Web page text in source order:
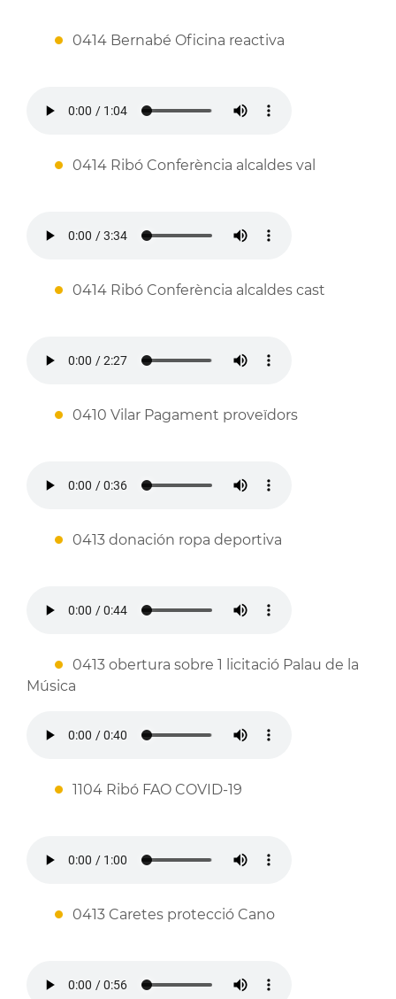
0414 Bernabé Oficina reactiva
0414 Ribó Conferència alcaldes val
0414 Ribó Conferència alcaldes cast
0410 Vilar Pagament proveïdors
0413 donación ropa deportiva
0413 obertura sobre 1 licitació Palau de la
Música
1104 Ribó FAO COVID-19
0413 Caretes protecció Cano